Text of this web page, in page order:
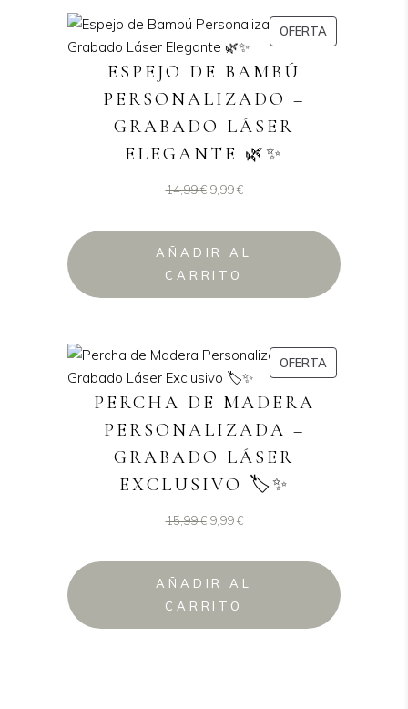
OFERTA
ESPEJO DE BAMBÚ
PERSONALIZADO –
GRABADO LÁSER
ELEGANTE 🌿✨
14,99€ El
original
era:
14,99 €.
9,99€El
actual
es:
AÑADIR AL
CARRITO
OFERTA
PERCHA DE MADERA
PERSONALIZADA –
GRABADO LÁSER
EXCLUSIVO 🏷️✨
15,99€ El
original
era:
15,99 €.
9,99€El
actual
es:
AÑADIR AL
CARRITO